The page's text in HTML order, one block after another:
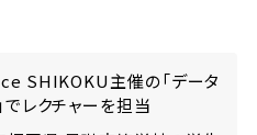
SHIKOKU主催の「データ
でレクチャーを担当